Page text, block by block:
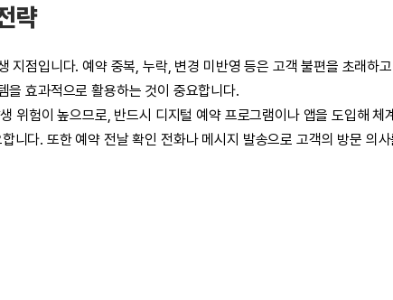
략
지점입니다. 예약 중복, 누락, 변경 미반영 등은 고객 불편을 초래하
을 효과적으로 활용하는 것이 중요합니다.
위험이 높으므로, 반드시 디지털 예약 프로그램이나 앱을 도입해
니다. 또한 예약 전날 확인 전화나 메시지 발송으로 고객의 방문 의